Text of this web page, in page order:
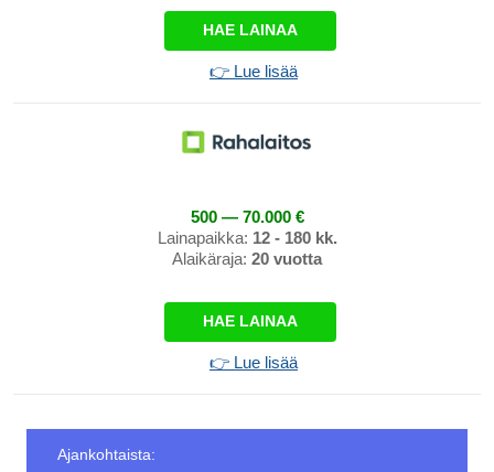
HAE LAINAA
👉 Lue lisää
500 — 70.000 €
Lainapaikka: 12 - 180 kk.
Alaikäraja: 20 vuotta
HAE LAINAA
👉 Lue lisää
Ajankohtaista: